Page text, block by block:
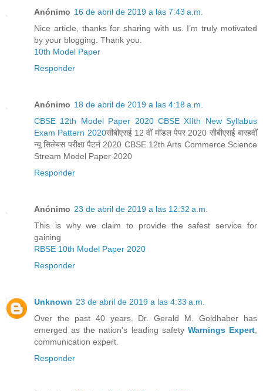
Anónimo 16 de abril de 2019 a las 7:43 a.m.
Nice article, thanks for sharing with us. I’m truly motivated
by your blogging. Thank you.
10th Model Paper
Responder
Anónimo 18 de abril de 2019 a las 4:18 a.m.
CBSE 12th Model Paper 2020 CBSE XIIth New Syllabus
Exam Pattern 2020सीबीएसई 12 वीं मॉडल पेपर 2020 सीबीएसई बारहवीं
न्यू सिलेबस परीक्षा पैटर्न 2020 CBSE 12th Arts Commerce Science
Stream Model Paper 2020
Responder
Anónimo 23 de abril de 2019 a las 12:32 a.m.
This is why we claim to provide the safest service for
gaining
RBSE 10th Model Paper 2020
Responder
Unknown 23 de abril de 2019 a las 4:33 a.m.
Over the past 40 years, Dr. Gerald M. Goldhaber has
emerged as the nation's leading safety Warnings Expert
communication expert.
Responder